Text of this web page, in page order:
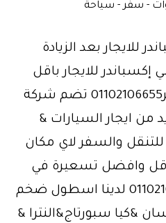
- سفر - سياحة
للايجار بعد الزيادة
للايجار باقل
تسعيرة|ليموزين مصر01102106655 تضم شركة
من ايجار السيارات &
للتنقل والسفر لاي مكان
اقل وافضل تسعيرة في
السوق المصري 01102106655 لدينا اسطول ضخم
&كيا سبورتاج&النترا &